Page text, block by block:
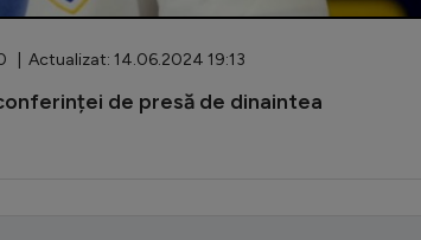
| Actualizat: 14.06.2024 19:13
de presă de dinaintea